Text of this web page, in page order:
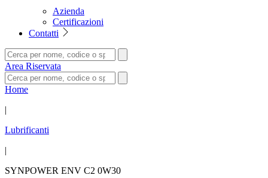
Azienda
Certificazioni
Contatti
Area Riservata
Home
|
Lubrificanti
|
SYNPOWER ENV C2 0W30